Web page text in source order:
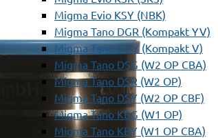
Migma Evio KSY (NBK)
Migma Tano DGR (Kompakt YV)
Migma Tano DGY (Kompakt V)
Migma Tano DSG (W2 OP CBA)
Migma Tano DSR (W2 OP)
Migma Tano DSY (W2 OP CBF)
Migma Tano KBG (W1 OP)
Migma Tano KBY (W1 OP CBA)